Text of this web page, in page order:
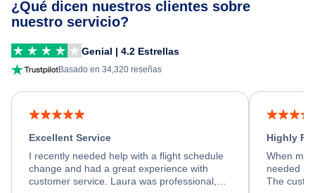
¿Qué dicen nuestros clientes sobre
nuestro servicio?
Genial | 4.2 Estrellas
Basado en 34,320 reseñas
Excellent Service
I recently needed help with a flight schedule
change and had a great experience with
customer service. Laura was professional,
Highly
When my
needed
The